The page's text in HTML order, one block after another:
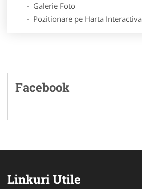
- Galerie Foto
- Pozitionare pe Harta Interactiva
Facebook
Linkuri Utile